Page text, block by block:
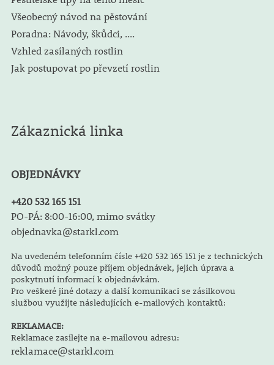
Všeobecný návod na pěstování
Poradna: Návody, škůdci, ....
Vzhled zasílaných rostlin
Jak postupovat po převzetí rostlin
Zákaznická linka
OBJEDNÁVKY
+420 532 165 151
PO-PÁ: 8:00-16:00, mimo svátky
objednavka@starkl.com
Na uvedeném telefonním čísle +420 532 165 151 je z technických
důvodů možný pouze příjem objednávek, jejich úprava a
poskytnutí informací k objednávkám.
Pro veškeré jiné dotazy a další komunikaci se zásilkovou
službou využijte následujících e-mailových kontaktů:
REKLAMACE:
Reklamace zasílejte na e-mailovou adresu:
reklamace@starkl.com